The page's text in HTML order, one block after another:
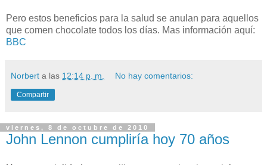
Pero estos beneficios para la salud se anulan para aquellos
que comen chocolate todos los días. Mas información aquí:
BBC
Norbert a las 12:14 p. m. No hay comentarios:
Compartir
viernes, 8 de octubre de 2010
John Lennon cumpliría hoy 70 años